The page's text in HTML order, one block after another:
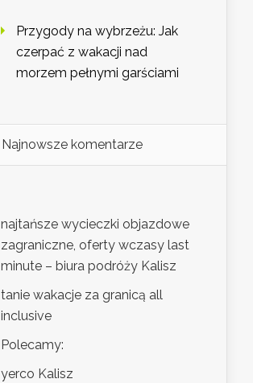
Przygody na wybrzeżu: Jak
czerpać z wakacji nad
morzem pełnymi garściami
Najnowsze komentarze
najtańsze wycieczki objazdowe
zagraniczne, oferty wczasy last
minute – biura podróży Kalisz
tanie wakacje za granicą all
inclusive
Polecamy:
yerco Kalisz